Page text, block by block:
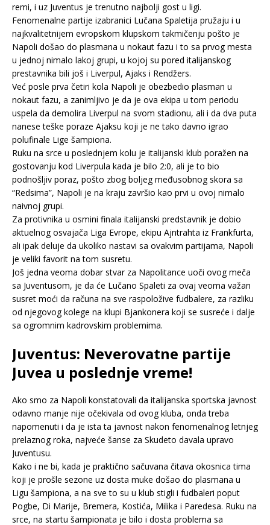
remi, i uz Juventus je trenutno najbolji gost u ligi.
Fenomenalne partije izabranici Lučana Spaletija pružaju i u
najkvalitetnijem evropskom klupskom takmičenju pošto je
Napoli došao do plasmana u nokaut fazu i to sa prvog mesta
u jednoj nimalo lakoj grupi, u kojoj su pored italijanskog
prestavnika bili još i Liverpul, Ajaks i Rendžers.
Već posle prva četiri kola Napoli je obezbedio plasman u
nokaut fazu, a zanimljivo je da je ova ekipa u tom periodu
uspela da demolira Liverpul na svom stadionu, ali i da dva puta
nanese teške poraze Ajaksu koji je ne tako davno igrao
polufinale Lige šampiona.
Ruku na srce u poslednjem kolu je italijanski klub poražen na
gostovanju kod Liverpula kada je bilo 2:0, ali je to bio
podnošljiv poraz, pošto zbog boljeg međusobnog skora sa
“Redsima”, Napoli je na kraju završio kao prvi u ovoj nimalo
naivnoj grupi.
Za protivnika u osmini finala italijanski predstavnik je dobio
aktuelnog osvajača Liga Evrope, ekipu Ajntrahta iz Frankfurta,
ali ipak deluje da ukoliko nastavi sa ovakvim partijama, Napoli
je veliki favorit na tom susretu.
Još jedna veoma dobar stvar za Napolitance uoči ovog meča
sa Juventusom, je da će Lučano Spaleti za ovaj veoma važan
susret moći da računa na sve raspoložive fudbalere, za razliku
od njegovog kolege na klupi Bjankonera koji se susreće i dalje
sa ogromnim kadrovskim problemima.
Juventus: Neverovatne partije
Juvea u poslednje vreme!
Ako smo za Napoli konstatovali da italijanska sportska javnost
odavno manje nije očekivala od ovog kluba, onda treba
napomenuti i da je ista ta javnost nakon fenomenalnog letnjeg
prelaznog roka, najveće šanse za Skudeto davala upravo
Juventusu.
Kako i ne bi, kada je praktično sačuvana čitava okosnica tima
koji je prošle sezone uz dosta muke došao do plasmana u
Ligu šampiona, a na sve to su u klub stigli i fudbaleri poput
Pogbe, Di Marije, Bremera, Kostića, Milika i Paredesa. Ruku na
srce, na startu šampionata je bilo i dosta problema sa